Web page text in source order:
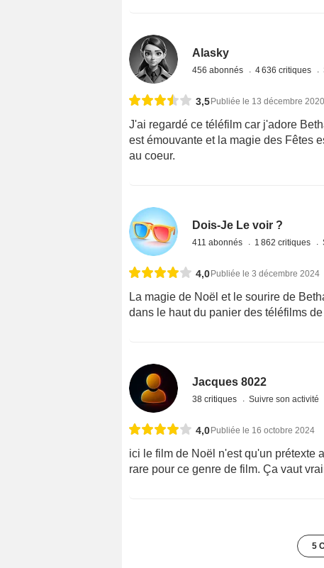
Alasky
456 abonnés 4 636 critiques
3,5 Publiée le 13 décembre 2020
J'ai regardé ce téléfilm car j'adore
est émouvante et la magie des Fêtes
au coeur.
Dois-Je Le voir ?
411 abonnés 1 862 critiques
4,0 Publiée le 3 décembre 2024
La magie de Noël et le sourire de
dans le haut du panier des téléfilms
Jacques 8022
38 critiques Suivre son activité
4,0 Publiée le 16 octobre 2024
ici le film de Noël n'est qu'un prétexte
rare pour ce genre de film. Ça vaut
5